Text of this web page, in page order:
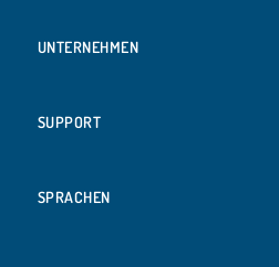
UNTERNEHMEN
SUPPORT
SPRACHEN